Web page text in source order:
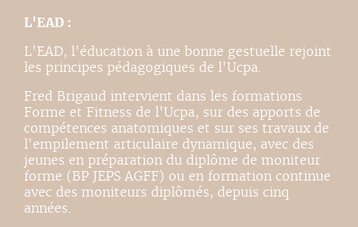
L'EAD :
L'EAD, l'éducation à une bonne gestuelle rejoint
les principes pédagogiques de l'Ucpa.
Fred Brigaud intervient dans les formations
Forme et Fitness de l'Ucpa, sur des apports de
compétences anatomiques et sur ses travaux de
l'empilement articulaire dynamique, avec des
jeunes en préparation du diplôme de moniteur
forme (BP JEPS AGFF) ou en formation continue
avec des moniteurs diplômés, depuis cinq
années.